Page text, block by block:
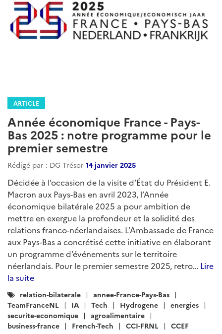
ARTICLE
Année économique France - Pays-
Bas 2025 : notre programme pour le
premier semestre
Rédigé par : DG Trésor 14 janvier 2025
Décidée à l’occasion de la visite d’État du Président E.
Macron aux Pays-Bas en avril 2023, l’Année
économique bilatérale 2025 a pour ambition de
mettre en exergue la profondeur et la solidité des
relations franco-néerlandaises. L’Ambassade de France
aux Pays-Bas a concrétisé cette initiative en élaborant
un programme d’événements sur le territoire
néerlandais. Pour le premier semestre 2025, retro... Lire
la suite
Catégories
:
relation-bilaterale
annee-France-Pays-Bas
TeamFranceNL
IA Tech Hydrogene
energies
securite-economique
agroalimentaire
business-france
French-Tech CCI-FRNL CCEF